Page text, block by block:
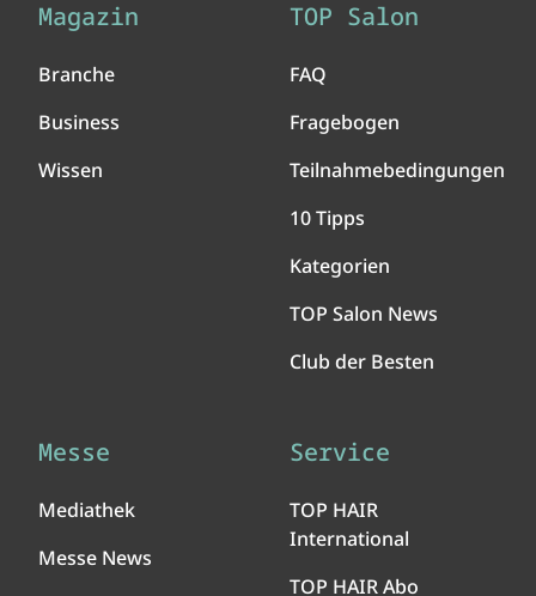
Magazin
Branche
Business
Wissen
TOP Salon
FAQ
Fragebogen
Teilnahmebedingungen
10 Tipps
Kategorien
TOP Salon News
Club der Besten
Messe
Mediathek
Messe News
Service
TOP HAIR
International
TOP HAIR Abo